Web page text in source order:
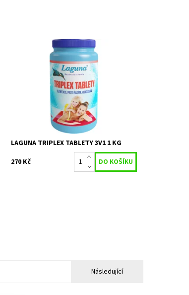
Laguna Triplex víceúčelový přípravek je
určen k pravidelné dezinfekci bazénové
vody. Díky pomalému rozpouštění tablet
se účinné látky postupně...
Objednáno
22638
STACHEMA CZ s.r.o
LAGUNA TRIPLEX TABLETY 3V1 1 KG
270 Kč
Následující